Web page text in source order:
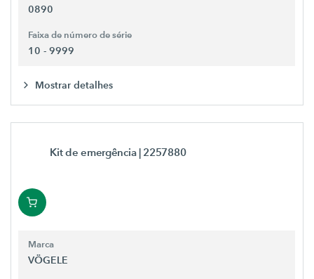
0890
Faixa de número de série
10 - 9999
Mostrar detalhes
Kit de emergência | 2257880
Marca
VÖGELE